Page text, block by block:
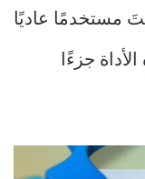
مستخدمًا عاديًا
جزءًا